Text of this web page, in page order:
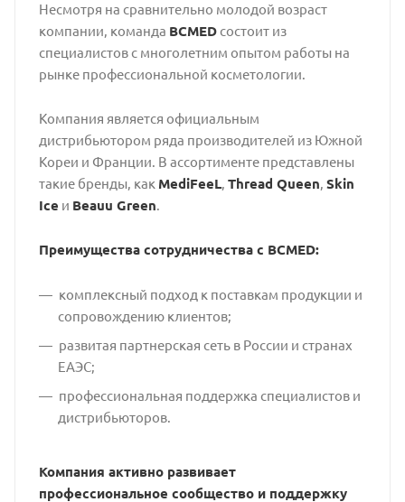
Несмотря на сравнительно молодой возраст
компании, команда BCMEDсостоит из
специалистов с многолетним опытом работы на
рынке профессиональной косметологии.
Компания является официальным
дистрибьютором ряда производителей из Южной
Кореи и Франции. В ассортименте представлены
такие бренды, как MediFeeL, Thread Queen, Skin
Ice и Beauu Green.
Преимущества сотрудничества с BCMED:
комплексный подход к поставкам продукции и
сопровождению клиентов;
развитая партнерская сеть в России и странах
ЕАЭС;
профессиональная поддержка специалистов и
дистрибьюторов.
Компания активно развивает
профессиональное сообщество и поддержку